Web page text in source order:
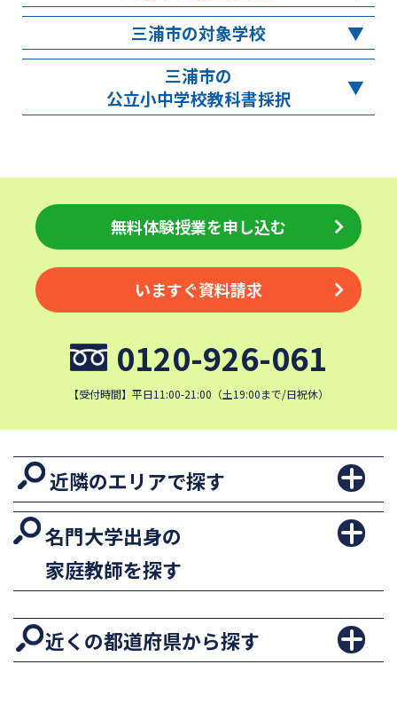
三浦市の対象学校
三浦市の
公立小中学校教科書採択
無料体験授業を申し込む
いますぐ資料請求
0120-926-061
【受付時間】平日11:00-21:00（土19:00まで/日祝休）
近隣のエリアで探す
名門大学出身の
家庭教師を探す
近くの都道府県から探す